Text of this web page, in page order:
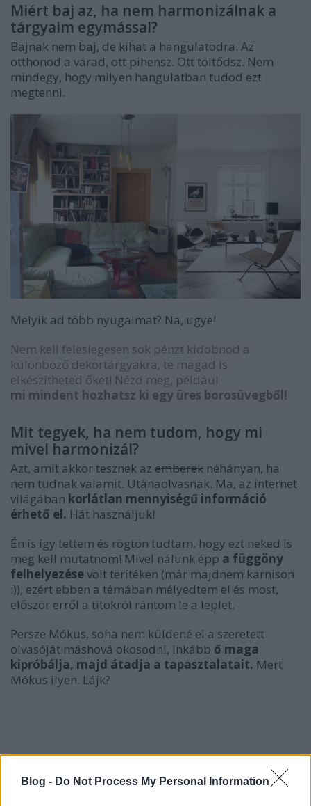
Blog - Do Not Process My Personal Information
Miért baj az, ha nem harmonizálnak a
tárgyaim egymással?
Bajnak nem baj, de kihat a hangulatodra. Az
otthonod a várad, ott pihensz. Ott töltődsz. Nem
mindegy, hogy milyen hangulatban tudod ezt
megtenni.
Melyik ad több nyugalmat? Na, ugye!
Nem kell feleslegesen sok pénzt kidobnod a
különböző dekortárgyakra, te magad is
elkészítheted őket! Nézd meg, például
mi mindent hozhatsz ki egy üres borosüvegből!
Mit tegyek, ha nem tudom, hogy mi
mivel harmonizál?
Azt, amit akkor tesznek az emberek néhányan, ha
nem tudnak valamit. Utánaolvasnak. Ma, az internet
világában korlátlan mennyiségű információ
érhető el. Hát használjuk!
Én is így tettem és rögtön tudtam, hogy ezt neked is
meg kell mutatnom! Mivel nálunk épp a függöny
felhelyezésevolt terítéken (már majdnem karnison
:)), ezért ebben a témában mélyedtem el és most,
először erről a titokról rántom le a leplet.
Persze Mókus, soha nem küldené el a szeretett
olvasóját máshová okosodni, inkább ő maga
kipróbálja, majd átadja a tapasztalatait. Mert
Mókus ilyen. Lájk?
ne nézzen ki irtó hülyén!